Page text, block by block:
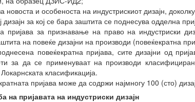
новоста и особеноста на индустрискиот дизајн,
дизајн за кој се бара заштита се поднесува одделна
пријава за признавање на право на индустриски
на повеќе дизајни на производи (повеќекратна
повеќекратна пријава, сите дизајни од
за да се применуваат на производи
класификација.
пријава може да содржи најмногу 100 (сто)
на пријавата на индустриски дизајн